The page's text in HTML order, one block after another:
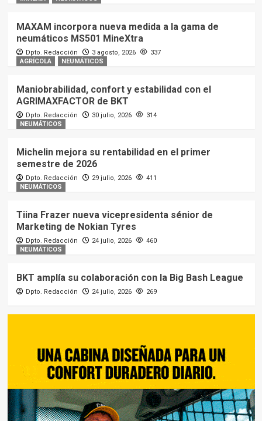
MAXAM incorpora nueva medida a la gama de
neumáticos MS501 MineXtra
Dpto. Redacción 3 agosto, 2026
337
AGRÍCOLA
NEUMÁTICOS
Maniobrabilidad, confort y estabilidad con el
AGRIMAXFACTOR de BKT
Dpto. Redacción 30 julio, 2026
314
NEUMÁTICOS
Michelin mejora su rentabilidad en el primer
semestre de 2026
Dpto. Redacción 29 julio, 2026
411
NEUMÁTICOS
Tiina Frazer nueva vicepresidenta sénior de
Marketing de Nokian Tyres
Dpto. Redacción 24 julio, 2026
460
NEUMÁTICOS
BKT amplía su colaboración con la Big Bash League
Dpto. Redacción 24 julio, 2026 269